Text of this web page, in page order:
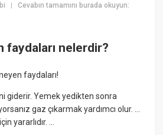
|Cevabın tamamını burada okuyun:
faydaları nelerdir?
faydaları!
giderir. Yemek yedikten sonra
gaz çıkarmak yardımcı olur. ...
yararlıdır. ...